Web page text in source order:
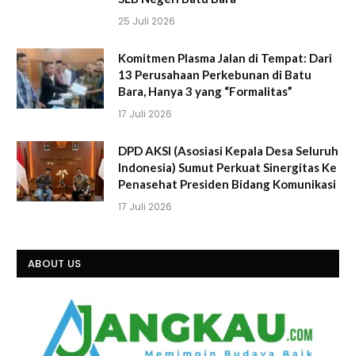
25 Juli 2026
Komitmen Plasma Jalan di Tempat: Dari
13 Perusahaan Perkebunan di Batu
Bara, Hanya 3 yang “Formalitas”
17 Juli 2026
DPD AKSI (Asosiasi Kepala Desa Seluruh
Indonesia) Sumut Perkuat Sinergitas Ke
Penasehat Presiden Bidang Komunikasi
17 Juli 2026
ABOUT US